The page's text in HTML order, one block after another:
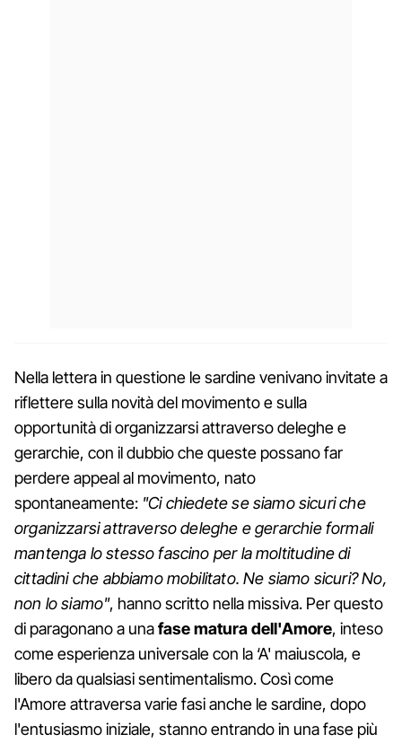
Nella lettera in questione le sardine venivano invitate a
riflettere sulla novità del movimento e sulla
opportunità di organizzarsi attraverso deleghe e
gerarchie, con il dubbio che queste possano far
perdere appeal al movimento, nato
spontaneamente: "Ci chiedete se siamo sicuri che
organizzarsi attraverso deleghe e gerarchie formali
mantenga lo stesso fascino per la moltitudine di
cittadini che abbiamo mobilitato. Ne siamo sicuri? No,
non lo siamo", hanno scritto nella missiva. Per questo
di paragonano a unafase matura dell'Amore, inteso
come esperienza universale con la ‘A' maiuscola, e
libero da qualsiasi sentimentalismo. Così come
l'Amore attraversa varie fasi anche le sardine, dopo
l'entusiasmo iniziale, stanno entrando in una fase più